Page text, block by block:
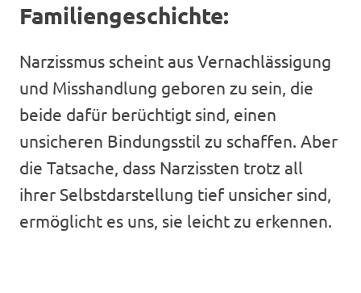
Familiengeschichte:
Narzissmus scheint aus Vernachlässigung
und Misshandlung geboren zu sein, die
beide dafür berüchtigt sind, einen
unsicheren Bindungsstil zu schaffen. Aber
die Tatsache, dass Narzissten trotz all
ihrer Selbstdarstellung tief unsicher sind,
ermöglicht es uns, sie leicht zu erkennen.